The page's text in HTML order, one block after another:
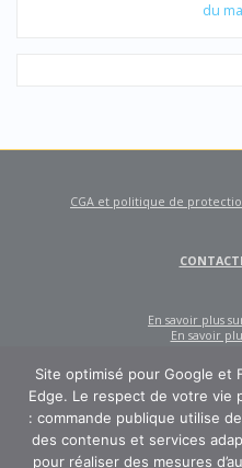
du
CGA et politique de
En savoir plus
En savoir
Site optimisé pour Google et
Edge. Le respect de votre vie
: commande publique utilise
des contenus et services
pour réaliser des mesures